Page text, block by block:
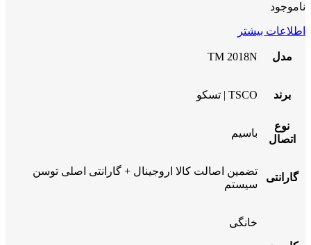
ناموجود
اطلاعات بیشتر
مدل TM 2018N
برند TSCO | تسکو
نوع
اتصال
باسیم
گارانتی
تضمین اصالت کالا اروجینال + گارانتی اصلی توسن
سیستم
خانگی